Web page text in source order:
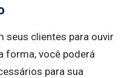
seus clientes para ouvir
forma, você poderá
para sua